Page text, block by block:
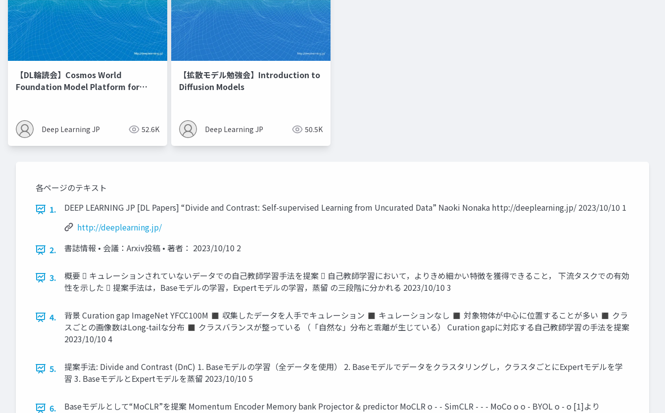
【DL輪読会】Cosmos World
Foundation Model Platform for
Deep Learning JP 52.6K
【拡散モデル勉強会】Introduction to
Diffusion Models
Deep Learning JP 50.5K
各ページのテキスト
1.
DEEP LEARNING JP [DL Papers] “Divide and Contrast: Self-supervised Learning from Uncurated Data” Naoki Nonaka http://deeplearning.jp/ 2023/10/10 1
http://deeplearning.jp/
2.
書誌情報 • 会議：Arxiv投稿 • 著者： 2023/10/10 2
3.
概要  キュレーションされていないデータでの自己教師学習手法を提案  自己教師学習において，よりきめ細かい特徴を獲得できること， 下流タスクでの有効
性を示した  提案手法は，Baseモデルの学習，Expertモデルの学習，蒸留 の三段階に分かれる 2023/10/10 3
4.
背景 Curation gap ImageNet YFCC100M ◼ 収集したデータを人手でキュレーション ◼ キュレーションなし ◼ 対象物体が中心に位置することが多い ◼ クラ
スごとの画像数はLong-tailな分布 ◼ クラスバランスが整っている （「自然な」分布と乖離が生じている） Curation gapに対応する自己教師学習の手法を提案
2023/10/10 4
5.
提案手法: Divide and Contrast (DnC) 1. Baseモデルの学習（全データを使用） 2. Baseモデルでデータをクラスタリングし，クラスタごとにExpertモデルを学
習 3. BaseモデルとExpertモデルを蒸留 2023/10/10 5
6.
Baseモデルとして“MoCLR”を提案 Momentum Encoder Memory bank Projector & predictor MoCLR o - - SimCLR - - - MoCo o o - BYOL o - o [1]より